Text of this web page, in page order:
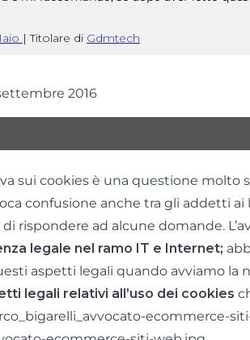
| Titolare di Gdmtech
2016
sui cookies è una questione
confusione anche tra gli addetti ai
di rispondere ad alcune domande.
legale nel ramo IT e Internet;
aspetti legali quando avviamo la
legali relativi all’uso dei cookies
ecommerce-